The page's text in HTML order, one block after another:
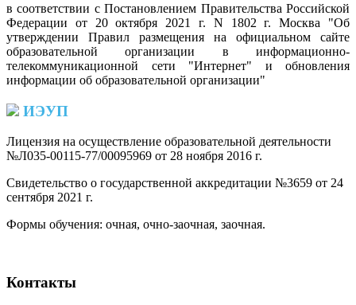
в соответствии с Постановлением Правительства Российской
Федерации от 20 октября 2021 г. N 1802 г. Москва "Об
утверждении Правил размещения на официальном сайте
образовательной организации в информационно-
телекоммуникационной сети "Интернет" и обновления
информации об образовательной организации"
ИЭУП
Лицензия на осуществление образовательной деятельности
№Л035-00115-77/00095969 от 28 ноября 2016 г.
Свидетельство о государственной аккредитации №3659 от 24
сентября 2021 г.
Формы обучения: очная, очно-заочная, заочная.
Контакты